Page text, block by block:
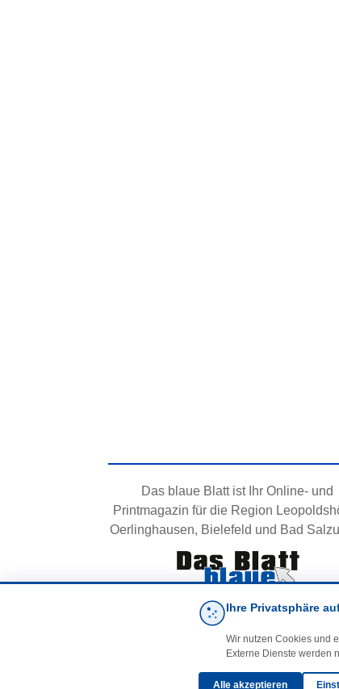
Das blaue Blatt ist Ihr Online- und
Printmagazin für die Region
Oerlinghausen, Bielefeld und Bad
Ihre Privatsphäre
Wir nutzen Cookies und
Externe Dienste werden
Alle akzeptieren